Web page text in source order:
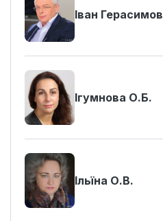
Іван
Ігумнова О.Б.
Ільїна О.В.